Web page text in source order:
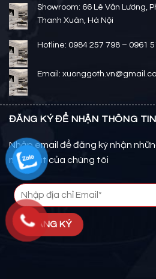
Showroom: 66 Lê Văn Lương,
Thanh Xuân, Hà Nội
Hotline: 0984 257 798 – 0961
Email:
ĐĂNG KÝ ĐỂ NHẬN THÔNG TIN
Nhập email để đăng ký nhận
mới nhất của chúng tôi